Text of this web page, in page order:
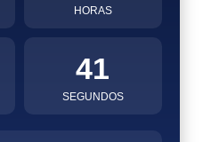
HORAS
40
SEGUNDOS